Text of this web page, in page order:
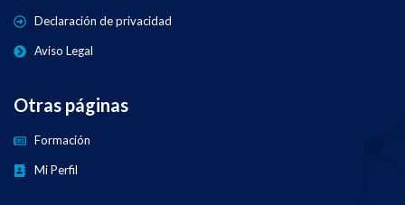
Declaración de privacidad
Aviso Legal
Otras páginas
Formación
Mi Perfil